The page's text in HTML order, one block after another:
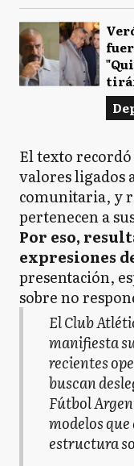
El texto
valores ligados
comunitaria, y
pertenecen a
Por eso,
expresiones
presentación,
sobre no
El Club
manifiesta
recientes
buscan
Fútbol
modelos
estructura